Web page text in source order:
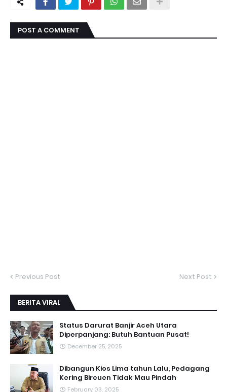
POST A COMMENT
Previous Post Next Post
BERITA VIRAL
Status Darurat Banjir Aceh Utara
Diperpanjang: Butuh Bantuan Pusat!
December 25, 2025
Dibangun Kios Lima tahun Lalu, Pedagang
Kering Bireuen Tidak Mau Pindah
February 03, 2025